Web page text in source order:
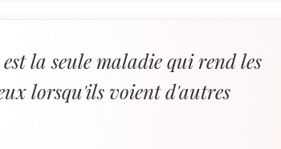
la seule maladie qui rend les
lorsqu'ils voient d'autres